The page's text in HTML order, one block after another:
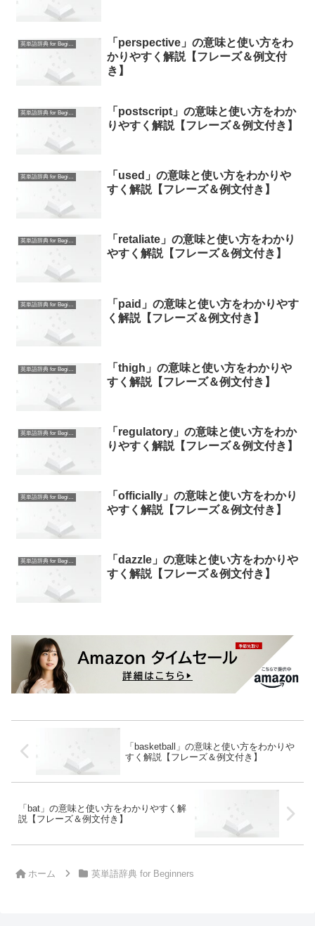
英単語辞典 for Beginners
「perspective」の意味と使い方をわ
かりやすく解説【フレーズ＆例文付
き】
英単語辞典 for Beginners
「postscript」の意味と使い方をわか
りやすく解説【フレーズ＆例文付き】
英単語辞典 for Beginners
「used」の意味と使い方をわかりや
すく解説【フレーズ＆例文付き】
英単語辞典 for Beginners
「retaliate」の意味と使い方をわかり
やすく解説【フレーズ＆例文付き】
英単語辞典 for Beginners
「paid」の意味と使い方をわかりやす
く解説【フレーズ＆例文付き】
英単語辞典 for Beginners
「thigh」の意味と使い方をわかりや
すく解説【フレーズ＆例文付き】
英単語辞典 for Beginners
「regulatory」の意味と使い方をわか
りやすく解説【フレーズ＆例文付き】
英単語辞典 for Beginners
「officially」の意味と使い方をわかり
やすく解説【フレーズ＆例文付き】
英単語辞典 for Beginners
「dazzle」の意味と使い方をわかりや
すく解説【フレーズ＆例文付き】
「basketball」の意味と使い方をわかりや
すく解説【フレーズ＆例文付き】
「bat」の意味と使い方をわかりやすく解
説【フレーズ＆例文付き】
ホーム 英単語辞典 for Beginners